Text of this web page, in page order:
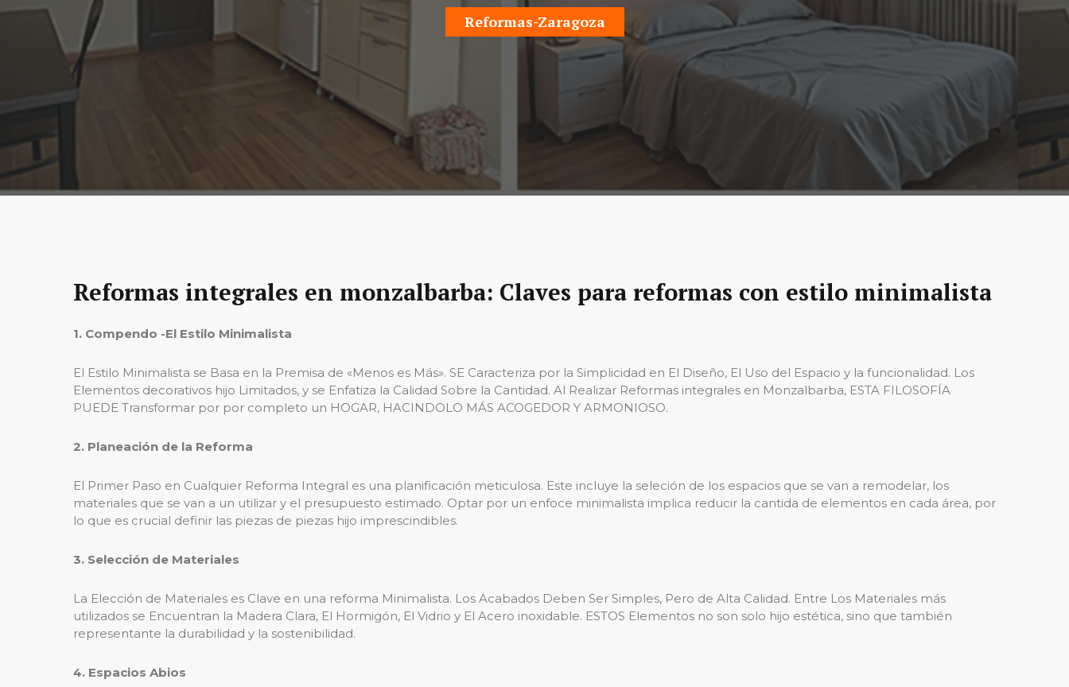
Reformas-Zaragoza
Reformas integrales en monzalbarba: Claves para reformas con estilo minimalista
1. Compendo -El Estilo Minimalista
El Estilo Minimalista se Basa en la Premisa de «Menos es Más». SE Caracteriza por la Simplicidad en El Diseño, El Uso del Espacio y la funcionalidad. Los
Elementos decorativos hijo Limitados, y se Enfatiza la Calidad Sobre la Cantidad. Al Realizar Reformas integrales en Monzalbarba, ESTA FILOSOFÍA
PUEDE Transformar por por completo un HOGAR, HACINDOLO MÁS ACOGEDOR Y ARMONIOSO.
2. Planeación de la Reforma
El Primer Paso en Cualquier Reforma Integral es una planificación meticulosa. Este incluye la seleción de los espacios que se van a remodelar, los
materiales que se van a un utilizar y el presupuesto estimado. Optar por un enfoce minimalista implica reducir la cantida de elementos en cada área, por
lo que es crucial definir las piezas de piezas hijo imprescindibles.
3. Selección de Materiales
La Elección de Materiales es Clave en una reforma Minimalista. Los Acabados Deben Ser Simples, Pero de Alta Calidad. Entre Los Materiales más
utilizados se Encuentran la Madera Clara, El Hormigón, El Vidrio y El Acero inoxidable. ESTOS Elementos no son solo hijo estética, sino que también
representante la durabilidad y la sostenibilidad.
4. Espacios Abios